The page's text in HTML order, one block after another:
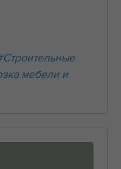
мебели и